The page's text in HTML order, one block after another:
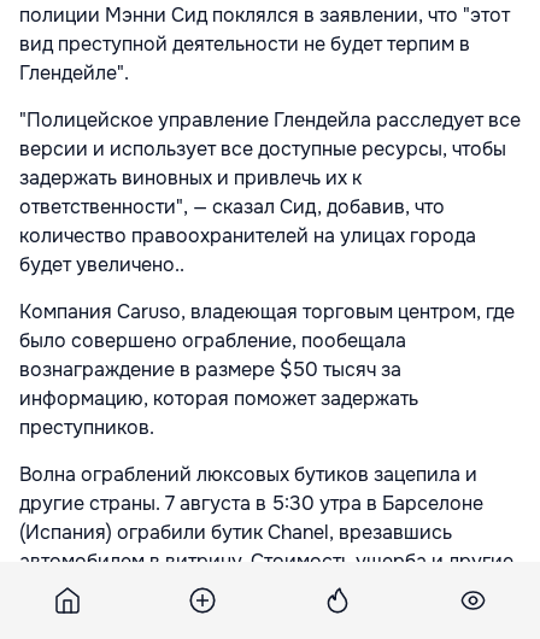
полиции Мэнни Сид поклялся в заявлении, что "этот
вид преступной деятельности не будет терпим в
Глендейле".
"Полицейское управление Глендейла расследует все
версии и использует все доступные ресурсы, чтобы
задержать виновных и привлечь их к
ответственности", — сказал Сид, добавив, что
количество правоохранителей на улицах города
будет увеличено..
Компания Caruso, владеющая торговым центром, где
было совершено ограбление, пообещала
вознаграждение в размере $50 тысяч за
информацию, которая поможет задержать
преступников.
Волна ограблений люксовых бутиков зацепила и
другие страны. 7 августа в 5:30 утра в Барселоне
(Испания) ограбили бутик Chanel, врезавшись
автомобилем в витрину. Стоимость ущерба и другие
подробности не сообщали, но, по словам полиции и
местных жителей, такое часто происходит тут с